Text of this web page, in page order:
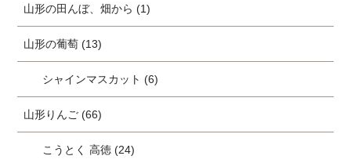
山形の田んぼ、畑から (1)
山形の葡萄 (13)
シャインマスカット (6)
山形りんご (66)
こうとく 高徳 (24)